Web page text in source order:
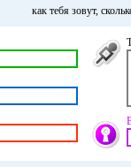
как тебя зовут,